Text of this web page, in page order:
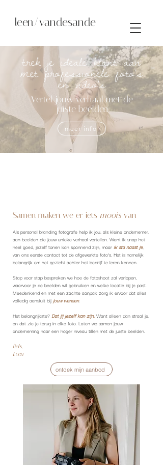
leen/vandesande
trek je ideale klant aan
met professionele foto's
en video's
Vertel jouw verhaal met de
juiste beelden
meer info
Samen maken we er iets moois van
Als personal branding fotografe help ik jou, als kleine ondernemer,
aan beelden die jouw unieke verhaal vertellen. Want ik snap het
heel goed, jezelf tonen kan spannend zijn, maar ik sta naast je,
van ons eerste contact tot de afgewerkte foto’s. Het is namelijk
belangrijk om het gezicht achter het bedrijf te leren kennen.
Stap voor stap bespreken we hoe de fotoshoot zal verlopen,
waarvoor je de beelden wil gebruiken en welke locatie bij je past.
Meedenkend en met een zachte aanpak zorg ik ervoor dat alles
volledig aansluit bij jouw wensen.
Het belangrijkste? Dat jij jezelf kan zijn. Want alleen dan straal je,
en dat zie je terug in elke foto. Laten we samen jouw
onderneming naar een hoger niveau tillen met de juiste beelden.
liefs,
Leen
ontdek mijn aanbod